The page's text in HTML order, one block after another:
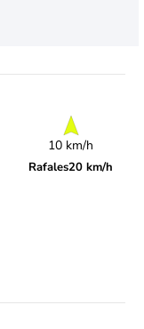
10 km/h
Rafales20 km/h